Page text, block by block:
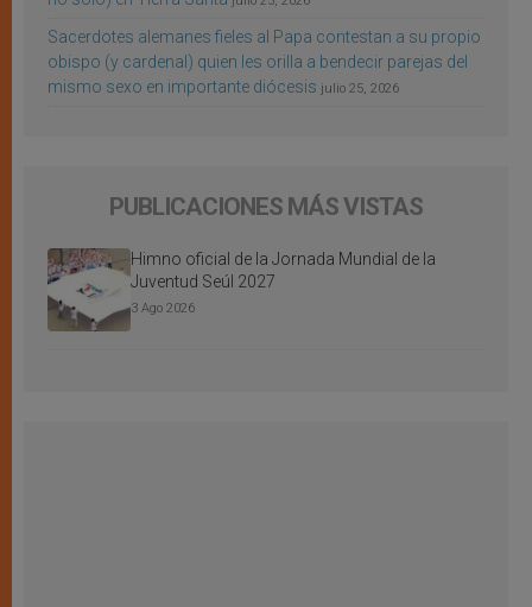
Sacerdotes alemanes fieles al Papa contestan a su propio
obispo (y cardenal) quien les orilla a bendecir parejas del
mismo sexo en importante diócesis julio 25, 2026
PUBLICACIONES MÁS VISTAS
Himno oficial de la Jornada Mundial de la
Juventud Seúl 2027
3 Ago 2026